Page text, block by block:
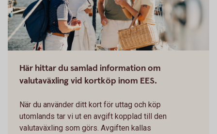
Här hittar du samlad information om
valutaväxling vid kortköp inom EES.
När du använder ditt kort för uttag och köp
utomlands tar vi ut en avgift kopplad till den
valutaväxling som görs. Avgiften kallas